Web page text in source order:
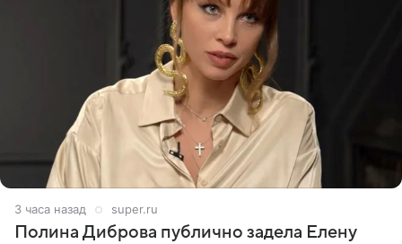
3 часа назад super.ru
Полина Диброва публично задела Елену